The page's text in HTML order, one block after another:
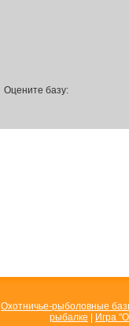
Оцените базу:
Охотничье-рыболовные
рыбалке
Игра